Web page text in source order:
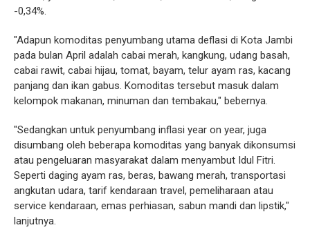
-0,34%.
"Adapun komoditas penyumbang utama deflasi di Kota Jambi
pada bulan April adalah cabai merah, kangkung, udang basah,
cabai rawit, cabai hijau, tomat, bayam, telur ayam ras, kacang
panjang dan ikan gabus. Komoditas tersebut masuk dalam
kelompok makanan, minuman dan tembakau," bebernya.
"Sedangkan untuk penyumbang inflasi year on year, juga
disumbang oleh beberapa komoditas yang banyak dikonsumsi
atau pengeluaran masyarakat dalam menyambut Idul Fitri.
Seperti daging ayam ras, beras, bawang merah, transportasi
angkutan udara, tarif kendaraan travel, pemeliharaan atau
service kendaraan, emas perhiasan, sabun mandi dan lipstik,"
lanjutnya.